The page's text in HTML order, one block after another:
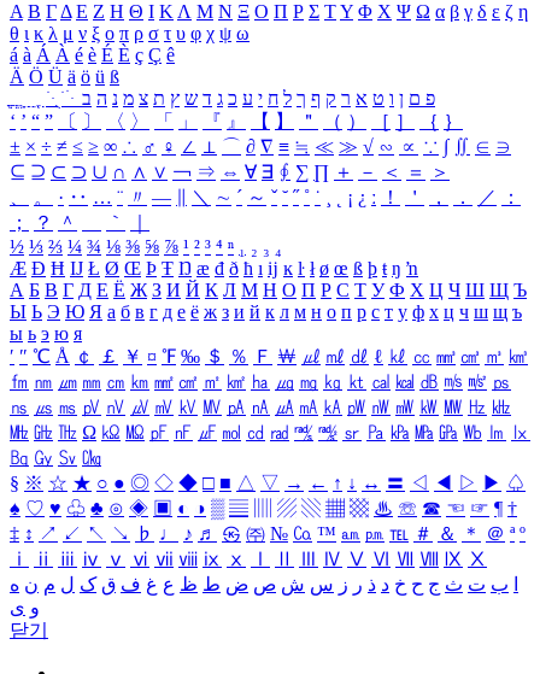
Α Β ΓΔ Ε Ζ Η Θ Ι ΚΛ Μ Ν Ξ Ο Π Ρ Σ ΤΥ Φ Χ Ψ Ω α β γ δ ε ζ η
θ ι κ λ μ ν ξ ο π ρ σ τ υ φ χ ψ ω
á à Á À é è É È ç Ç ê
Ä Ö Ü ä ö ü ß
ִֶֹ ֻּ ׁׂ פ ם ן ו ט א ר ק ף ך ל ח י ע כ ג ד ש ץ ת צ מ נ ה ב
‘ ’ “ ” 〔 〕 〈 〉 「 」 『 』 【 】 ＂ （ ） ［ ］ ｛ ｝
± × ÷ ≠ ≤ ≥ ∞ ∴ ♂ ♀ ∠ ⊥ ⌒ ∂ ∇ ≡ ≒ ≪ ≫ √ ∽ ∝ ∵ ∫ ∬ ∈ ∋
⊆ ⊇ ⊂ ⊃ ∪ ∩ ∧ ∨ ￢ ⇒ ⇔ ∀ ∃ ∮ ∑ ∏ ＋ － ＜ ＝
＞
、
。 · ‥ … ¨ 〃 ― ＼ ∼ ´ ～ ˇ ˘ ˝ ˚ ˙ ¸ ¡ ¿ ː ！ ＇ ， ． ／
：
；
？ ＾ ｀
½ ⅓ ⅔ ¼ ¾ ⅛ ⅜ ⅝ ⅞ ¹ ² ³ ⁴ ⁿ ₁ ₂ ₃ ₄
Æ Ð Ħ Ĳ Ł Ø Œ Þ Ŧ Ŋ æ đ ð ħ ı ĳ ĸ ŀ ł ø œ ß þ ŧ ŋ ŉ
А Б В Г Д Е Ё Ж З И Й К Л М Н О П Р С Т У Ф Х Ц Ч Ш Щ Ъ
Ы Ь Э Ю Я а б в г д е ё ж з и й к л м н о п р с т у ф х ц ч ш щ ъ
ы ь э ю я
′ ″ ℃ Å ￠ ￡ ￥ ¤ ℉ ‰ ＄ ％ Ｆ ￦ ㎕ ㎖ ㎗ ℓ ㎘ ㏄ ㎣ ㎤ ㎥ ㎦
㎙ ㎚ ㎛ ㎜ ㎝ ㎞ ㎟ ㎠ ㎡ ㎢ ㏊ ㎍ ㎎ ㎏ ㏏ ㎈ ㎉ ㏈ ㎧ ㎨ ㎰
㎱ ㎲ ㎳ ㎴ ㎵ ㎶ ㎷ ㎸ ㎹ ㎀ ㎁ ㎂ ㎃ ㎄ ㎺ ㎻ ㎽ ㎾ ㎿ ㎐ ㎑
㎒ ㎓ ㎔ Ω ㏀ ㏁ ㎊ ㎋ ㎌ ㏖ ㏅ ㎭ ㎮ ㎯ ㏛ ㎩ ㎪ ㎫ ㎬ ㏝ ㏐
㏓
㏃ ㏉ ㏜ ㏆
§ ※ ☆ ★ ○ ● ◎ ◇ ◆ □ ■ △ ▽ → ← ↑ ↓ ↔ 〓 ◁ ◀ ▷ ▶ ♤
♠ ♡ ♥ ♧ ♣ ⊙ ◈ ▣ ◐ ◑ ▒ ▤ ▨ ▧ ▦ ▩ ♨ ☏ ☎ ☜ ☞ ¶ †
‡ ↕ ↗ ↙ ↖ ↘ ♭ ♩ ♪ ♬ ㉿ ㈜ № ㏇ ™ ㏂ ㏘ ℡ ＃ ＆ ＊ ＠ ª º
ⅰ
ⅱ ⅲ ⅳ ⅴ ⅵ ⅶ ⅷ ⅸ ⅹ Ⅳ Ⅴ Ⅵ Ⅶ Ⅷ Ⅸ Ⅹ
ب ت ث ج ح خ د ذ ر ز س ش ص ض ط ظ ع غ ف ق ک ل م ن ه
و ی
닫기